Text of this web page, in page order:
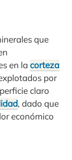
que
en la corteza
por
claro
, dado que
económico